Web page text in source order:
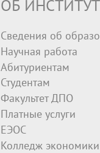
ОБ
Сведения об
Научная работа
Абитуриентам
Студентам
Факультет ДПО
Платные услуги
ЕЭОС
Колледж